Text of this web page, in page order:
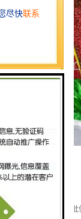
发展，各地涌现了大